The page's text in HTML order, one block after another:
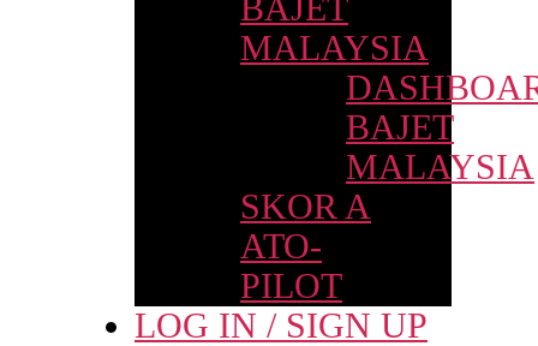
BAJET
MALAYSIA
BAJET
MALAYSIA
SKOR A
ATO-
PILOT
LOG IN / SIGN UP